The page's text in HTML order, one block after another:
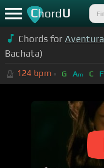
ChordU
Chords for Aventura
Bachata)
124 bpm G Am C F